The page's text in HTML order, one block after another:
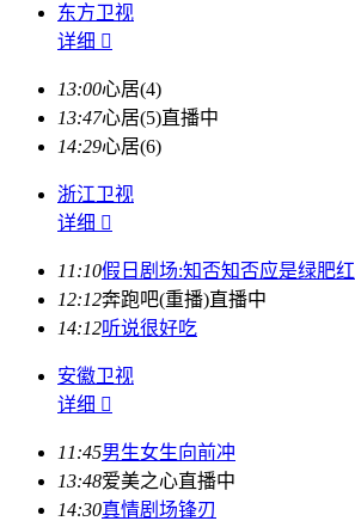
东方卫视
详细 
13:00心居(4)
13:47心居(5)直播中
14:29心居(6)
浙江卫视
详细 
11:10假日剧场:知否知否应是绿肥红
12:12奔跑吧(重播)直播中
14:12听说很好吃
安徽卫视
详细 
11:45男生女生向前冲
13:48爱美之心直播中
14:30真情剧场锋刃